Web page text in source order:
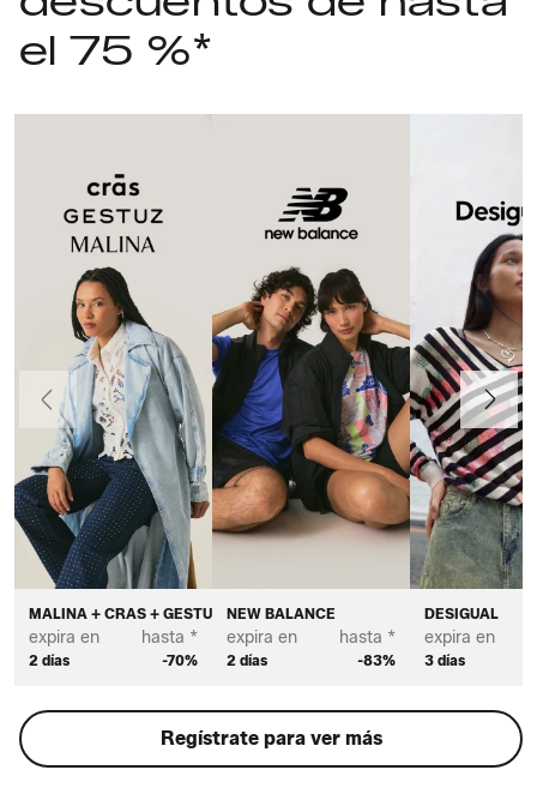
el 75 %*
MALINA + CRAS + GESTUZ
expira en
2 días
hasta *
-70%
NEW BALANCE
expira en
2 días
hasta *
-83%
DESIGUAL
expira en
3 días
Anteriormente
Regístrate para ver más